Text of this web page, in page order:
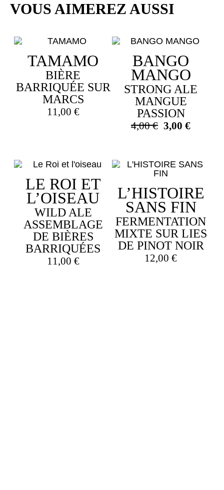
VOUS AIMEREZ AUSSI
TAMAMO
BIÈRE
BARRIQUÉE SUR
MARCS
11,00 €
BANGO
MANGO
STRONG ALE
MANGUE
PASSION
4,00€ Le
était :
4,00 €.
3,00€Le
est :
LE ROI ET
L’OISEAU
WILD ALE
ASSEMBLAGE
DE BIÈRES
BARRIQUÉES
11,00 €
L’HISTOIRE
SANS FIN
FERMENTATION
MIXTE SUR LIES
DE PINOT NOIR
12,00€